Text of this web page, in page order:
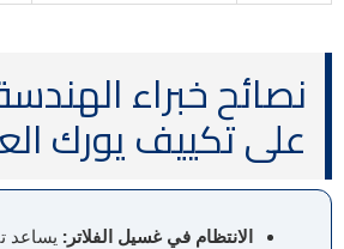
نصائح خبراء
على تكييف يورك
الانتظام في غسيل الفلاتر: يساعد